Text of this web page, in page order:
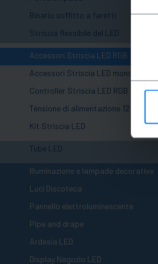
Binario soffitto a faretti
Striscia flessibile del LED
Accessori Striscia LED RGB
Accessori Striscia LED monocromo
Controller Striscia LED RGB
Tensione di alimentazione 12 VDC
Kit Striscia LED
Tube LED
Illuminazione e lampade decorative
Luci Discoteca
Pannello elettroluminescente
Pipe and drape
Ardesia LED
Display Negozio LED